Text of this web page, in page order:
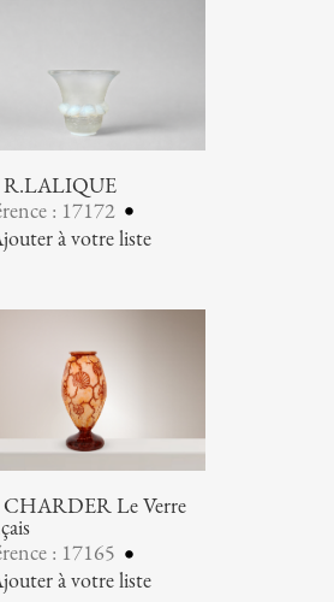
R.LALIQUE
: 17172
à votre liste
CHARDER Le Verre
: 17165
à votre liste